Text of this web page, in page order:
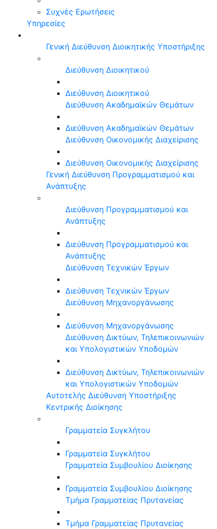
Συχνές Ερωτήσεις
Υπηρεσίες
Γενική Διεύθυνση Διοικητικής Υποστήριξης
Διεύθυνση Διοικητικού
Διεύθυνση Διοικητικού
Διεύθυνση Ακαδημαϊκών Θεμάτων
Διεύθυνση Ακαδημαϊκών Θεμάτων
Διεύθυνση Οικονομικής Διαχείρισης
Διεύθυνση Οικονομικής Διαχείρισης
Γενική Διεύθυνση Προγραμματισμού και
Ανάπτυξης
Διεύθυνση Προγραμματισμού και
Ανάπτυξης
Διεύθυνση Προγραμματισμού και
Ανάπτυξης
Διεύθυνση Τεχνικών Έργων
Διεύθυνση Τεχνικών Έργων
Διεύθυνση Μηχανοργάνωσης
Διεύθυνση Μηχανοργάνωσης
Διεύθυνση Δικτύων, Τηλεπικοινωνιών
και Υπολογιστικών Υποδομών
Διεύθυνση Δικτύων, Τηλεπικοινωνιών
και Υπολογιστικών Υποδομών
Αυτοτελής Διεύθυνση Υποστήριξης
Κεντρικής Διοίκησης
Γραμματεία Συγκλήτου
Γραμματεία Συγκλήτου
Γραμματεία Συμβουλίου Διοίκησης
Γραμματεία Συμβουλίου Διοίκησης
Τμήμα Γραμματείας Πρυτανείας
Τμήμα Γραμματείας Πρυτανείας